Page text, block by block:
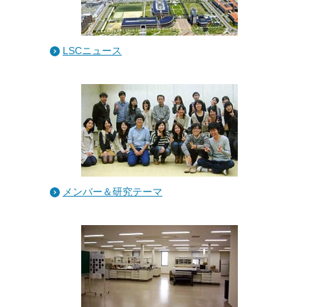
LSCニュース
メンバー＆研究テーマ